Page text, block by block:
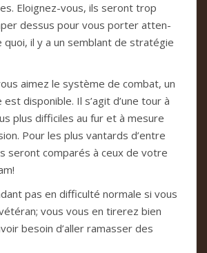
Eloi­gnez-vous, ils seront trop
des­sus pour vous por­ter atten­
quoi, il y a un sem­blant de stra­té­gie
aimez le sys­tème de com­bat, un
est dis­po­ni­ble. Il s’agit d’une tour à
plus dif­fi­ci­les au fur et à mesure
Pour les plus van­tards d’entre
seront com­pa­rés à ceux de votre
pas en dif­fi­culté nor­male si vous
vous vous en tire­rez bien
besoin d’aller ramas­ser des